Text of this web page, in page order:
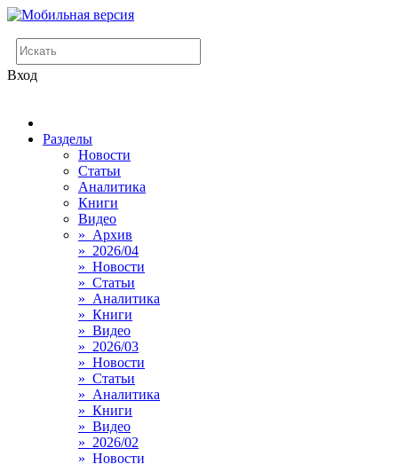
Вход
Разделы
Новости
Статьи
Аналитика
Книги
Видео
» Архив
» 2026/04
» Новости
» Статьи
» Аналитика
» Книги
» Видео
» 2026/03
» Новости
» Статьи
» Аналитика
» Книги
» Видео
» 2026/02
» Новости